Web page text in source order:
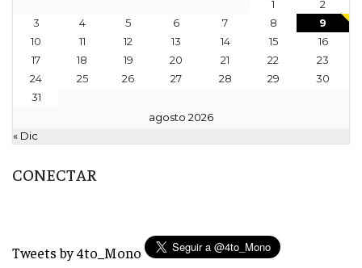
agosto 2026
1
2
3
4 5 6 7 8
9
10
11 12 13 14 15
16
17
18 19 20 21 22
23
24
25 26 27 28 29
30
31
« Dic
CONECTAR
Tweets by 4to_Mono